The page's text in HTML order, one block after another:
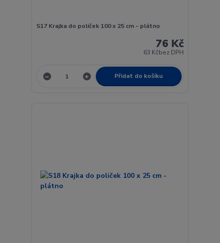
S17 Krajka do poliček 100 x 25 cm - plátno
76 Kč
63 Kčbez DPH
Přidat do košíku